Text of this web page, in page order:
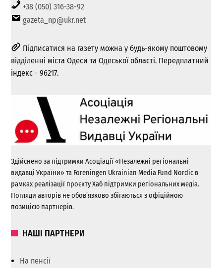
+38 (050) 316-38-92
gazeta_np@ukr.net
Підписатися на газету можна у будь-якому поштовому
відділенні міста Одеси та Одеської області. Передплатний
індекс - 96217.
Здійснено за підтримки Асоціації «Незалежні регіональні
видавці України» та Foreningen Ukrainian Media Fund Nordic в
рамках реалізації проєкту Хаб підтримки регіональних медіа.
Погляди авторів не обов’язково збігаються з офіційною
позицією партнерів.
НАШІ ПАРТНЕРИ
На пенсії